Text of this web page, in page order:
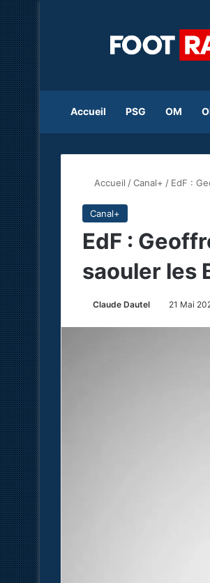
Accueil PSG OM
Accueil /Canal+ / EdF :
Canal+
EdF :
saouler les
Claude Dautel 21 Mai